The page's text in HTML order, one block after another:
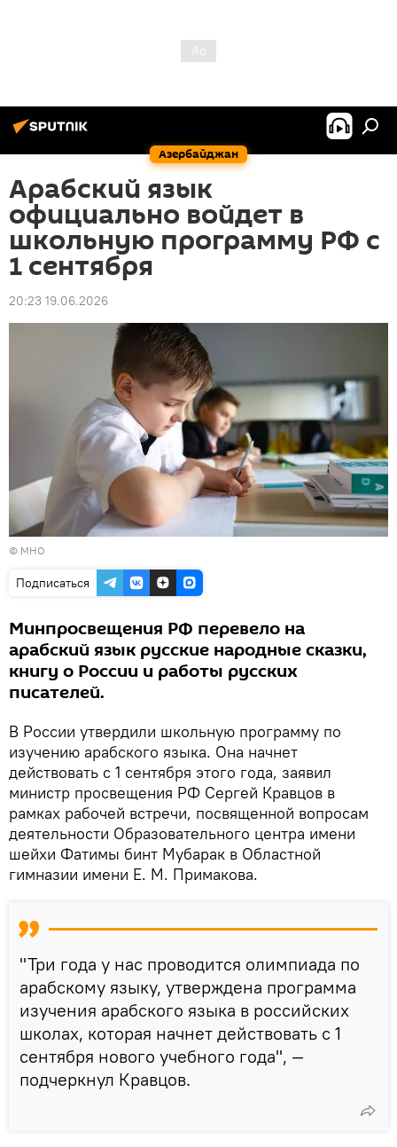
Азербайджан
Арабский язык
официально войдет в
школьную программу РФ с
1 сентября
20:23 19.06.2026
© МНО
Подписаться
Минпросвещения РФ перевело на
арабский язык русские народные сказки,
книгу о России и работы русских
писателей.
В России утвердили школьную программу по
изучению арабского языка. Она начнет
действовать с 1 сентября этого года, заявил
министр просвещения РФ Сергей Кравцов в
рамках рабочей встречи, посвященной вопросам
деятельности Образовательного центра имени
шейхи Фатимы бинт Мубарак в Областной
гимназии имени Е. М. Примакова.
"Три года у нас проводится олимпиада по
арабскому языку, утверждена программа
изучения арабского языка в российских
школах, которая начнет действовать с 1
сентября нового учебного года", —
подчеркнул Кравцов.